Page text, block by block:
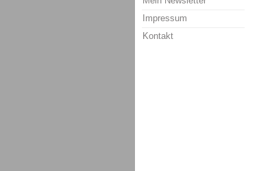
Impressum
Kontakt